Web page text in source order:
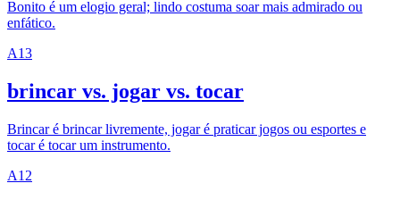
Bonito é um elogio geral; lindo costuma soar mais admirado ou
enfático.
A13
brincar vs. jogar vs. tocar
Brincar é brincar livremente, jogar é praticar jogos ou esportes e
tocar é tocar um instrumento.
A1 2